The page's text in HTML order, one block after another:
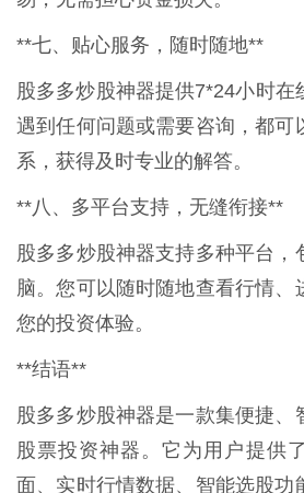
**七、贴心服务，随时随地**
股多多炒股神器提供7*24小时在
遇到任何问题或需要咨询，都可
系，获得及时专业的解答。
**八、多平台支持，无缝衔接**
股多多炒股神器支持多种平台，
脑。您可以随时随地查看行情、
您的投资体验。
**结语**
股多多炒股神器是一款集便捷、
股票投资神器。它为用户提供
面、实时行情数据、智能选股功